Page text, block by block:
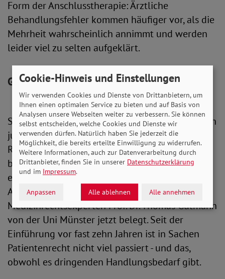
Form der Anschlusstherapie: Ärztliche
Behandlungsfehler kommen häufiger vor, als die
Mehrheit wahrscheinlich annimmt und werden
leider viel zu selten aufgeklärt.
Großer Handlungsbedarf erkannt
So wird aus einem medizinischen Fall schnell ein
juristischer. Dann kommt die Frage auf: Welche
Rechte haben Opfer dieser Fehler? Wie steht es
bei uns um das Patientenrecht? Nicht gut, wie
ein vom Sozialverband Deutschland (SoVD) in
Auftrag gegebenes Gutachten des
Medizinrechtsexperten Prof. Dr. Thomas Gutmann
von der Uni Münster jetzt belegt. Seit der
Einführung vor fast zehn Jahren ist in Sachen
Patientenrecht nicht viel passiert - und das,
obwohl es dringenden Handlungsbedarf gibt.
Cookie-Hinweis und Einstellungen
Wir verwenden Cookies und Dienste von Drittanbietern, um
Ihnen einen optimalen Service zu bieten und auf Basis von
Analysen unsere Webseiten weiter zu verbessern. Sie können
selbst entscheiden, welche Cookies und Dienste wir
verwenden dürfen. Natürlich haben Sie jederzeit die
Möglichkeit, die bereits erteilte Einwilligung zu widerrufen.
Weitere Informationen, auch zur Datenverarbeitung durch
Drittanbieter, finden Sie in unserer Datenschutzerklärung
und im Impressum.
Anpassen Alle ablehnen Alle annehmen